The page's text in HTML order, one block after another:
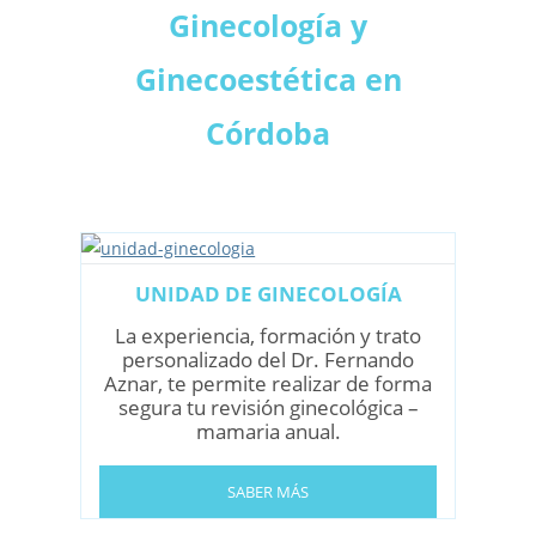
Ginecología y
Ginecoestética en
Córdoba
UNIDAD DE GINECOLOGÍA
La experiencia, formación y trato
personalizado del Dr. Fernando
Aznar, te permite realizar de forma
segura tu revisión ginecológica –
mamaria anual.
SABER MÁS